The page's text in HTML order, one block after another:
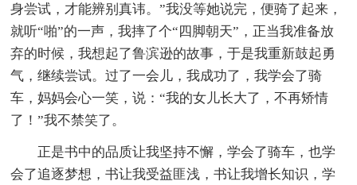
身尝试，才能辨别真讳。”我没等她说完，便骑了起来，
就听“啪”的一声，我摔了个“四脚朝天”，正当我准备放
弃的时候，我想起了鲁滨逊的故事，于是我重新鼓起勇
气，继续尝试。过了一会儿，我成功了，我学会了骑
车，妈妈会心一笑，说：“我的女儿长大了，不再矫情
了！”我不禁笑了。
正是书中的品质让我坚持不懈，学会了骑车，也学
会了追逐梦想，书让我受益匪浅，书让我增长知识，学